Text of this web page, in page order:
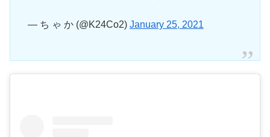
— ち ゃ か (@K24Co2) January 25, 2021